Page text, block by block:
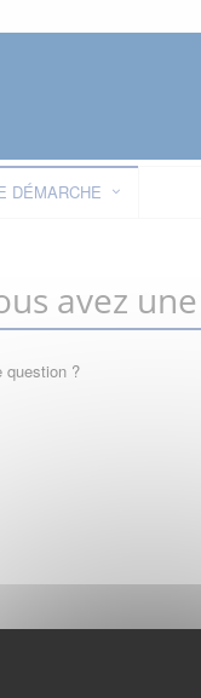
DÉMARCHE
avez
question ?